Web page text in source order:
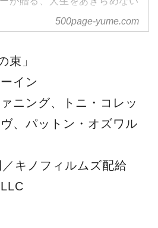
あなたを応援するハートフル・
ストーリー ダコタ・ファニン
PLEASE STAND BY
500page-yume.com
束」
イン
ニング、トニ・コレッ
、パットン・オズワル
キノフィルムズ配給